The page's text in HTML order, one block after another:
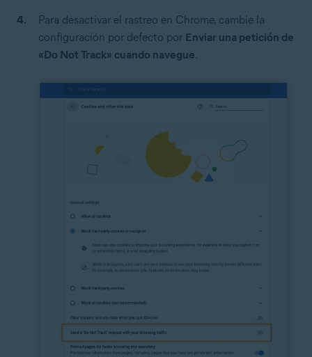
Para desactivar el rastreo en Chrome, cambie la
configuración por defecto por Enviar una petición de
«Do Not Track» cuando navegue.